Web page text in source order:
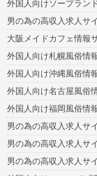
外国人向けソープラン
男の為の高収入求人サ
大阪メイドカフェ情報
外国人向け札幌風俗情
外国人向け沖縄風俗情
外国人向け名古屋風俗
外国人向け福岡風俗情
男の為の高収入求人サ
男の為の高収入求人サ
男の為の高収入求人サ